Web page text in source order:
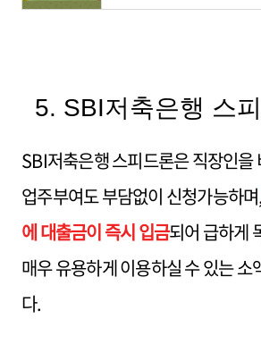
5. SBI저축은행 스
SBI저축은행 스피드론은 직장인을
업주부여도 부담없이 신청가능하
에 대출금이 즉시 입금되어 급하게
매우 유용하게 이용하실 수 있는 소
다.